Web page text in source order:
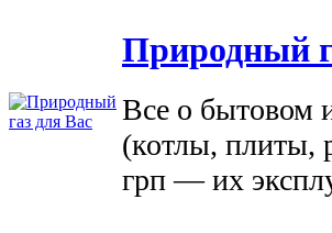
Природный
Все о бытовом
(котлы, плиты,
грп — их